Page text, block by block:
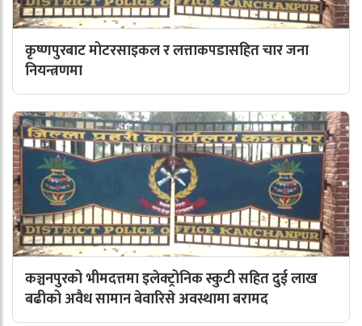
कृष्णपुरबाट मोटरसाइकल र लत्ताकपडासहित चार जना
नियन्त्रणमा
कञ्चनपुरको भीमदत्तमा इलेक्ट्रोनिक स्कुटी सहित दुई लाख
बढीको अवैध सामान बेवारिसे अवस्थामा बरामद